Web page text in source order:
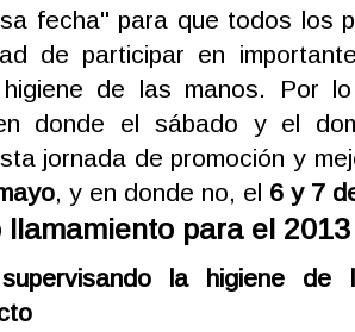
fecha" para que todos los
de participar en
de las manos. Por
donde el sábado y el
jornada de promoción y
, y en donde no, el 6 y 7
llamamiento para el
la higiene de